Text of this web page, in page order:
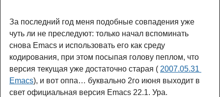
За последний год меня подобные совпадения уже
чуть ли не преследуют: только начал вспоминать
снова Emacs и использовать его как среду
кодирования, при этом посыпая голову пеплом, что
версия текущая уже достаточно старая ( 2007.05.31
Emacs), и вот оппа… буквально 2го июня выходит в
свет официальная версия Emacs 22.1. Ура.